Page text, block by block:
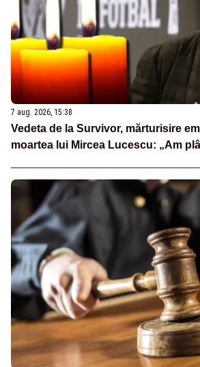
7 aug. 2026, 15:38
Vedeta de la Survivor, mărturisire
moartea lui Mircea Lucescu: „Am